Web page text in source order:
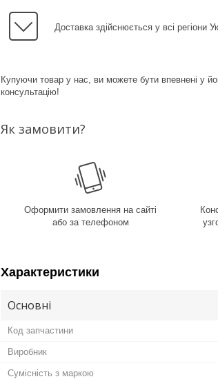
Доставка здійснюється у всі регіони
Купуючи товар у нас, ви можете бути впевнені у
консультацію!
Як замовити?
Оформити замовлення на сайті
або за телефоном
Характеристики
Основні
Код запчастини
Виробник
Сумісність з маркою